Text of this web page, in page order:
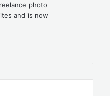
photo
and is now